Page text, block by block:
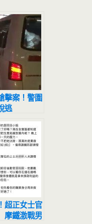
擊案！警圍
逃
超正女士官
鐵激戰男